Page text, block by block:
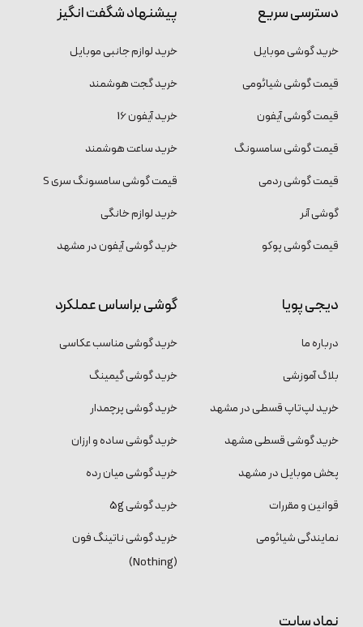
دسترسی سریع
خرید گوشی موبایل
قیمت گوشی شیائومی
قیمت گوشی آیفون
قیمت گوشی سامسونگ
قیمت گوشی ردمی
گوشی آنر
قیمت گوشی پوکو
پیشنهاد شگفت انگیز
خرید لوازم جانبی موبایل
خرید گجت هوشمند
خرید آیفون 16
خرید ساعت هوشمند
قیمت گوشی سامسونگ سری S
خرید لوازم خانگی
خرید گوشی آیفون در مشهد
دیجی پویا
درباره ما
بلاگ آموزشی
خرید لپ‌تاپ قسطی در مشهد
خرید گوشی قسطی مشهد
پخش موبایل در مشهد
قوانین و مقررات
نمایندگی شیائومی
گوشی براساس عملکرد
خرید گوشی مناسب عکاسی
خرید گوشی گیمینگ
خرید گوشی پرچمدار
خرید گوشی ساده و ارزان
خرید گوشی میان رده
خرید گوشی 5g
خرید گوشی ناتینگ فون
(Nothing)
نماد سایت